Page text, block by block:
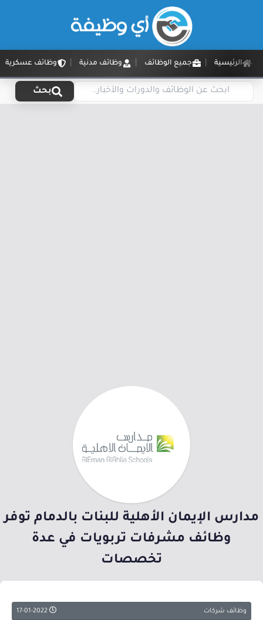
الرئيسية جميع الوظائف وظائف مدنية وظائف عسكرية
بحث
مدارس الإيمان الأهلية للبنات بالدمام توفر
وظائف مشرفات تربويات في عدة
تخصصات
وظائف شركات